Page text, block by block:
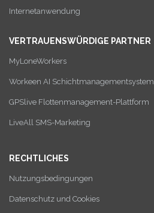
Internetanwendung
VERTRAUENSWÜRDIGE PARTNER
MyLoneWorkers
Workeen AI Schichtmanagementsystem
GPSlive Flottenmanagement-Plattform
LiveAll SMS-Marketing
RECHTLICHES
Nutzungsbedingungen
Datenschutz und Cookies